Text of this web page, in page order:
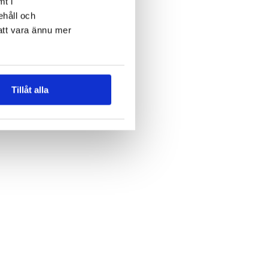
och
vara ännu mer
Tillåt alla